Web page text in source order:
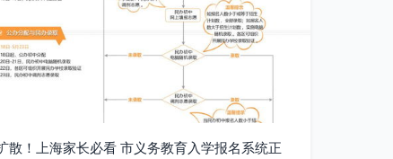
散！上海家长必看 市义务教育入学报名系统正